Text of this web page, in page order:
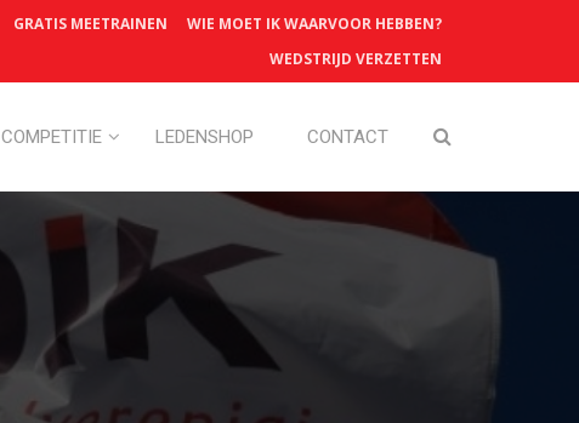
GRATIS MEETRAINEN
WIE MOET IK WAARVOOR HEBBEN?
WEDSTRIJD VERZETTEN
COMPETITIE LEDENSHOP CONTACT